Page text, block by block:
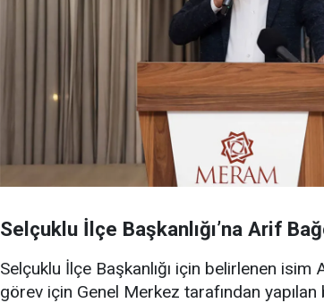
Selçuklu İlçe Başkanlığı’na Arif
Selçuklu İlçe Başkanlığı için belirlenen isim
görev için Genel Merkez tarafından